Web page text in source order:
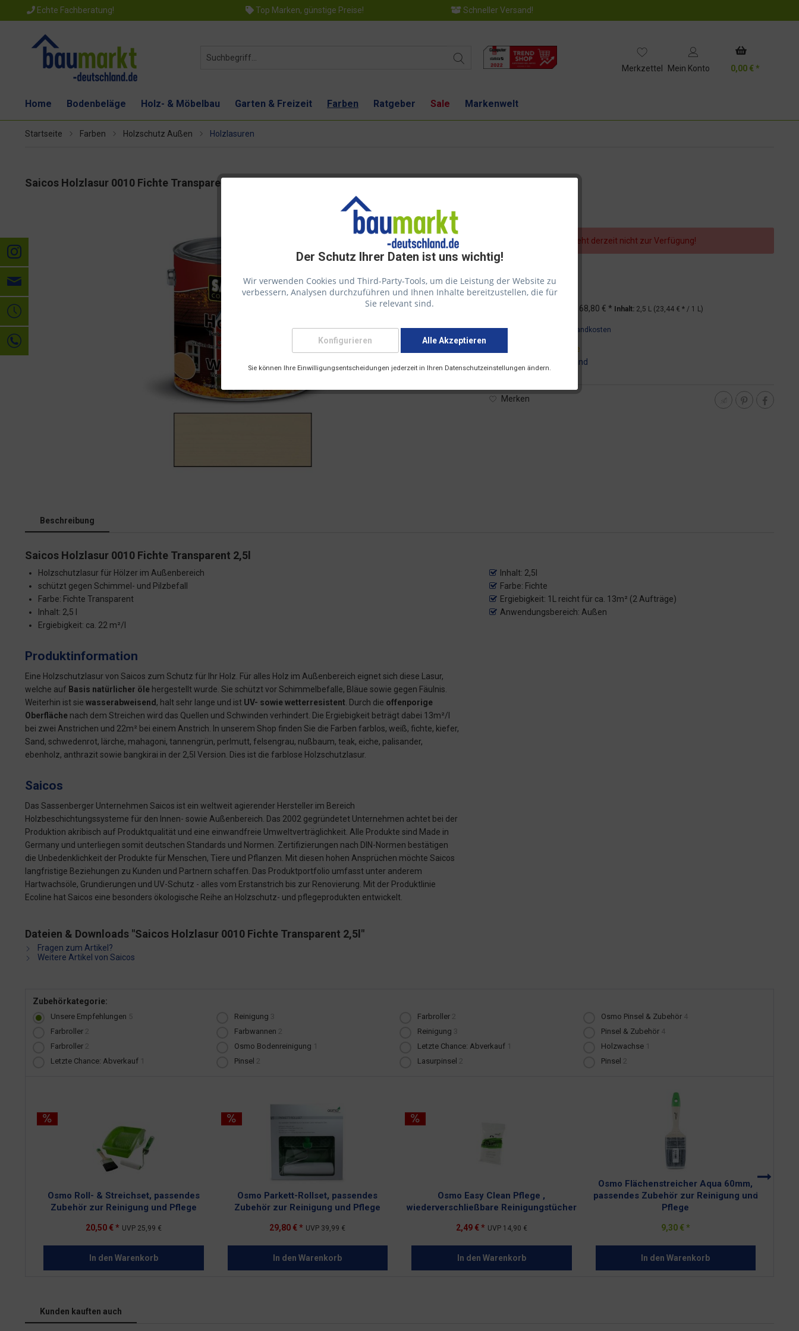
Echte Fachberatung! Top Marken, günstige Preise! Schneller Versand!
Merkzettel Mein Konto 0,00 € *
Home Bodenbeläge Holz- & Möbelbau Garten & Freizeit Farben Ratgeber Sale Markenwelt
Der Schutz Ihrer Daten ist uns wichtig!
Wir verwenden Cookies und Third-Party-Tools, um die Leistung der Website zu
verbessern, Analysen durchzuführen und Ihnen Inhalte bereitzustellen, die für
Sie relevant sind.
Konfigurieren Alle Akzeptieren
Sie können Ihre Einwilligungsentscheidungen jederzeit in Ihren Datenschutzeinstellungen ändern.
Startseite Farben Holzschutz Außen Holzlasuren
Saicos Holzlasur 0010 Fichte Transparent 2,5l
Dieser Artikel steht derzeit nicht zur Verfügung!
68,80 € * Inhalt: 2,5 L (23,44 € * / 1 L)
inkl. 19 % MwSt. zzgl. Versandkosten
Lieferzeit 2 Werktage
DHL - Versand
Merken
Beschreibung
Saicos Holzlasur 0010 Fichte Transparent 2,5l
Holzschutzlasur für Hölzer im Außenbereich
schützt gegen Schimmel- und Pilzbefall
Farbe: Fichte Transparent
Inhalt: 2,5 l
Ergiebigkeit: ca. 22 m²/l
Produktinformation
Eine Holzschutzlasur von Saicos zum Schutz für Ihr Holz. Für alles Holz im Außenbereich eignet sich diese Lasur,
welche auf Basis natürlicher öle hergestellt wurde. Sie schützt vor Schimmelbefalle, Bläue sowie gegen Fäulnis.
Weiterhin ist sie wasserabweisend , halt sehr lange und ist UV- sowie wetterresistent . Durch die offenporige
Oberfläche nach dem Streichen wird das Quellen und Schwinden verhindert. Die Ergiebigkeit beträgt dabei 13m²/l
bei zwei Anstrichen und 22m² bei einem Anstrich. In unserem Shop finden Sie die Farben farblos, weiß, fichte, kiefer,
Sand, schwedenrot, lärche, mahagoni, tannengrün, perlmutt, felsengrau, nußbaum, teak, eiche, palisander,
ebenholz, anthrazit sowie bangkirai in der 2,5l Version. Dies ist die farblose Holzschutzlasur.
Saicos
Das Sassenberger Unternehmen Saicos ist ein weltweit agierender Hersteller im Bereich
Holzbeschichtungssysteme für den Innen- sowie Außenbereich. Das 2002 gegründetet Unternehmen achtet bei der
Produktion akribisch auf Produktqualität und eine einwandfreie Umweltverträglichkeit. Alle Produkte sind Made in
Germany und unterliegen somit deutschen Standards und Normen. Zertifizierungen nach DIN-Normen bestätigen
die Unbedenklichkeit der Produkte für Menschen, Tiere und Pflanzen. Mit diesen hohen Ansprüchen möchte Saicos
langfristige Beziehungen zu Kunden und Partnern schaffen. Das Produktportfolio umfasst unter anderem
Hartwachsöle, Grundierungen und UV-Schutz - alles vom Erstanstrich bis zur Renovierung. Mit der Produktlinie
Ecoline hat Saicos eine besonders ökologische Reihe an Holzschutz- und pflegeprodukten entwickelt.
Inhalt: 2,5l
Farbe: Fichte
Ergiebigkeit: 1L reicht für ca. 13m² (2 Aufträge)
Anwendungsbereich: Außen
Dateien & Downloads "Saicos Holzlasur 0010 Fichte Transparent 2,5l"
Fragen zum Artikel?
Weitere Artikel von Saicos
Zubehörkategorie:
Unsere Empfehlungen 5 Reinigung 3 Farbroller 2 Osmo Pinsel & Zubehör 4
Farbroller 2 Farbwannen 2 Reinigung 3 Pinsel & Zubehör 4
Farbroller 2 Osmo Bodenreinigung 1 Letzte Chance: Abverkauf 1 Holzwachse 1
Letzte Chance: Abverkauf 1 Pinsel 2 Lasurpinsel 2 Pinsel 2
Osmo Roll- & Streichset, passendes
Zubehör zur Reinigung und Pflege
20,50 € * UVP 25,99 €
In den Warenkorb
Osmo Parkett-Rollset, passendes
Zubehör zur Reinigung und Pflege
29,80 € * UVP 39,99 €
In den Warenkorb
Osmo Easy Clean Pflege ,
wiederverschließbare Reinigungstücher
2,49 € * UVP 14,90 €
In den Warenkorb
Osmo Flächenstreicher Aqua 60mm,
passendes Zubehör zur Reinigung und
Pflege
9,30 € *
In den Warenkorb
Kunden kauften auch